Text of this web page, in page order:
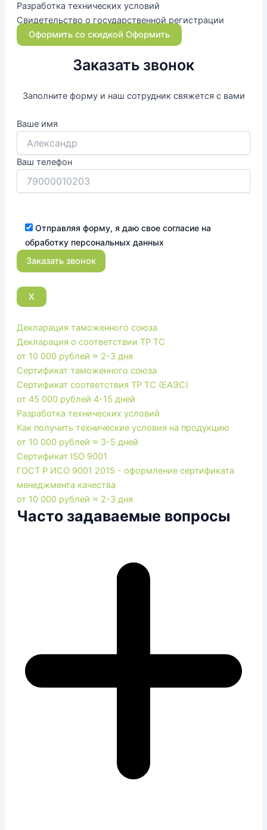
Разработка технических условий
Свидетельство о государственной регистрации
Оформить со скидкой Оформить
Заказать звонок
Заполните форму и наш сотрудник свяжется с вами
Ваше имя
Ваш телефон
Отправляя форму, я даю свое согласие на
обработку персональных данных
X
Декларация таможенного союза
Декларация о соответствии ТР ТС
от 10 000 рублей ≈ 2-3 дня
Сертификат таможенного союза
Сертификат соответствия ТР ТС (ЕАЭС)
от 45 000 рублей 4-15 дней
Разработка технических условий
Как получить технические условия на продукцию
от 10 000 рублей ≈ 3-5 дней
Сертификат ISO 9001
ГОСТ Р ИСО 9001 2015 - оформление сертификата
менеджмента качества
от 10 000 рублей ≈ 2-3 дня
Часто задаваемые вопросы